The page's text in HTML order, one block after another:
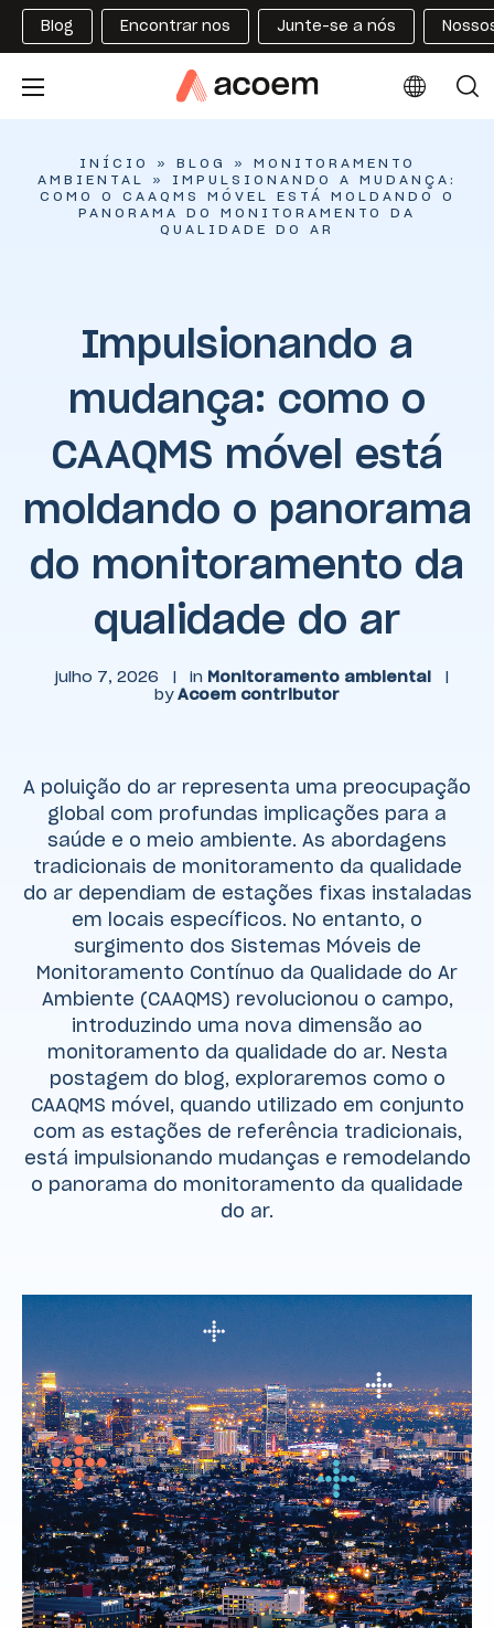
Blog Encontrar nos Junte-se a nós
INÍCIO » BLOG » MONITORAMENTO
AMBIENTAL
» IMPULSIONANDO A MUDANÇA:
COMO O CAAQMS MÓVEL ESTÁ MOLDANDO O
PANORAMA DO MONITORAMENTO DA
QUALIDADE DO AR
Impulsionando a
mudança: como o
CAAQMS móvel está
moldando o panorama
do monitoramento da
qualidade do ar
julho 7, 2026 | in Monitoramento ambiental
|
byAcoem contributor
A poluição do ar representa uma preocupação
global com profundas implicações para a
saúde e o meio ambiente. As abordagens
tradicionais de monitoramento da qualidade
do ar dependiam de estações fixas instaladas
em locais específicos. No entanto, o
surgimento dos Sistemas Móveis de
Monitoramento Contínuo da Qualidade do Ar
Ambiente (CAAQMS) revolucionou o campo,
introduzindo uma nova dimensão ao
monitoramento da qualidade do ar. Nesta
postagem do blog, exploraremos como o
CAAQMS móvel, quando utilizado em conjunto
com as estações de referência tradicionais,
está impulsionando mudanças e remodelando
o panorama do monitoramento da qualidade
do ar.